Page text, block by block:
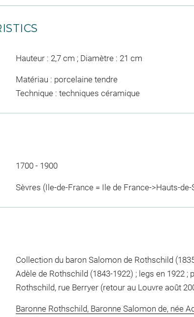
Hauteur : 2,7 cm ; Diamètre : 21 cm
Matériau : porcelaine tendre
Technique : techniques céramique
1700 - 1900
Sèvres (Ile-de-France = Ile de France->Hauts-
Collection du baron Salomon de Rothschild
Adèle de Rothschild (1843-1922) ; legs en 1922
Rothschild, rue Berryer (retour au Louvre août
Baronne Rothschild, Baronne Salomon de, née